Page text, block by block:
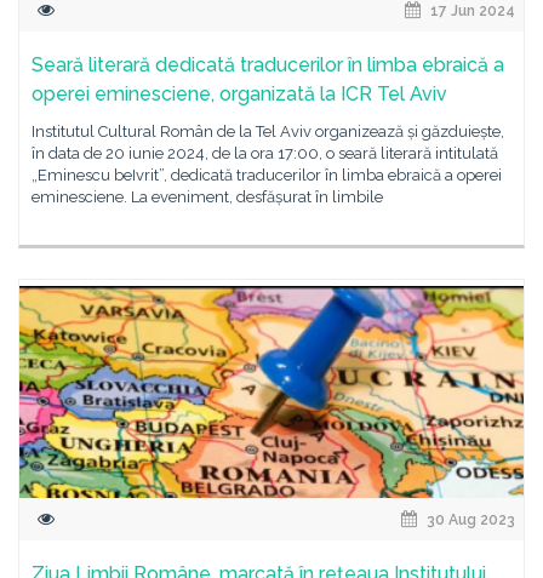
17 Jun 2024
Seară literară dedicată traducerilor în limba ebraică a
operei eminesciene, organizată la ICR Tel Aviv
Institutul Cultural Român de la Tel Aviv organizează și găzduiește,
în data de 20 iunie 2024, de la ora 17:00, o seară literară intitulată
„Eminescu beIvrit”, dedicată traducerilor în limba ebraică a operei
eminesciene. La eveniment, desfășurat în limbile
30 Aug 2023